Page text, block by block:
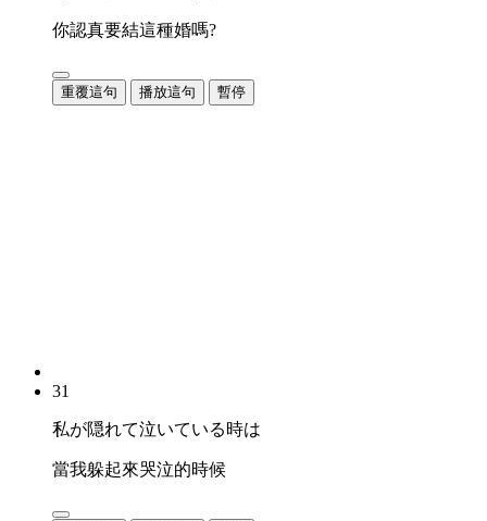
你認真要結這種婚嗎?
重覆這句 播放這句 暫停
31
私が隠れて泣いている時は
當我躲起來哭泣的時候